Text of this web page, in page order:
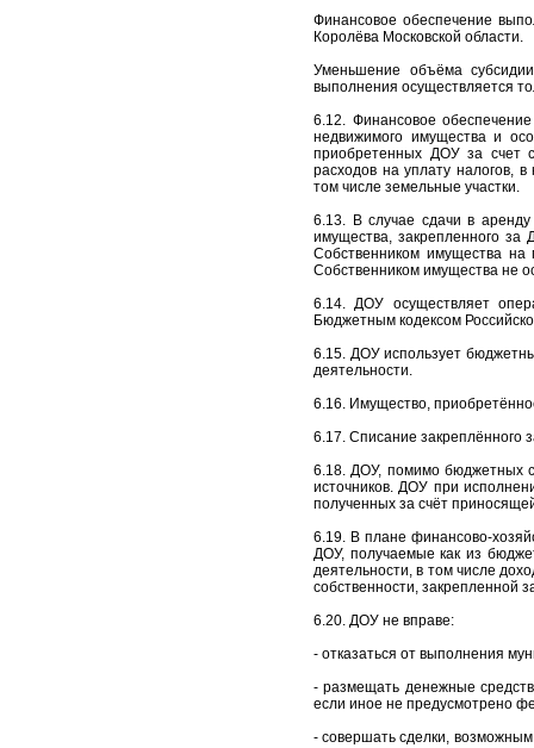
Финансовое обеспечение
Королёва Московской области.
Уменьшение объёма
выполнения осуществляется
6.12. Финансовое
недвижимого имущества и
приобретенных ДОУ за счет
расходов на уплату налогов,
том числе земельные участки.
6.13. В случае сдачи в
имущества, закрепленного
Собственником имущества на
Собственником имущества не
6.14. ДОУ осуществляет
Бюджетным кодексом
6.15. ДОУ использует
деятельности.
6.16. Имущество,
6.17. Списание закреплённого
6.18. ДОУ, помимо бюджетных
источников. ДОУ при
полученных за счёт
6.19. В плане финансово-
ДОУ, получаемые как из
деятельности, в том числе
собственности, закрепленной
6.20. ДОУ не вправе:
- отказаться от выполнения
- размещать денежные
если иное не предусмотрено
- совершать сделки,